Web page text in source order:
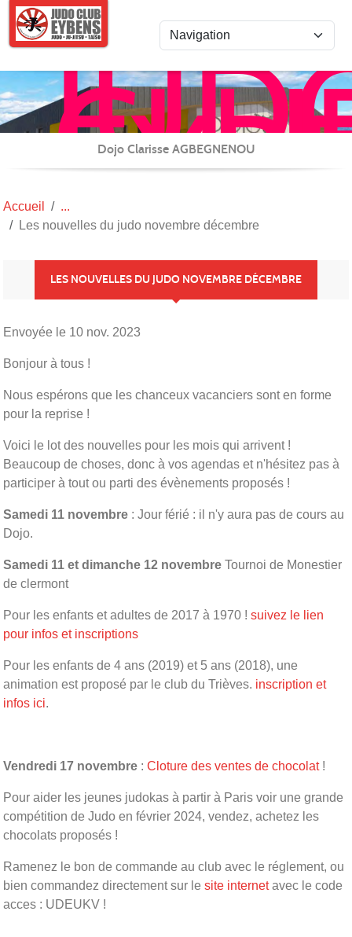
JU-
/
et
Dojo Clarisse AGBEGNENOU
Accueil
Les nouvelles du judo novembre décembre
LES NOUVELLES DU JUDO NOVEMBRE DÉCEMBRE
Envoyée le 10 nov. 2023
Bonjour à tous !
Nous espérons que les chanceux vacanciers sont en forme
pour la reprise !
Voici le lot des nouvelles pour les mois qui arrivent !
Beaucoup de choses, donc à vos agendas et n'hésitez pas à
participer à tout ou parti des évènements proposés !
Samedi 11 novembre : Jour férié : il n'y aura pas de cours au
Dojo.
Samedi 11 et dimanche 12 novembre Tournoi de Monestier
de clermont
Pour les enfants et adultes de 2017 à 1970 ! suivez le lien
pour infos et inscriptions
Pour les enfants de 4 ans (2019) et 5 ans (2018), une
animation est proposé par le club du Trièves. inscription et
infos ici.
Vendredi 17 novembre : Cloture des ventes de chocolat!
Pour aider les jeunes judokas à partir à Paris voir une grande
compétition de Judo en février 2024, vendez, achetez les
chocolats proposés !
Ramenez le bon de commande au club avec le réglement, ou
bien commandez directement sur le site internetavec le code
acces : UDEUKV !
Panneau de gestion des cookies